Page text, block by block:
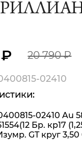
20 790 ₽
02410
02410 Au
Бр. кр17
GT круг 3,50